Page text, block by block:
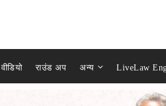
वीडियो राउंड अप अन्य LiveLaw